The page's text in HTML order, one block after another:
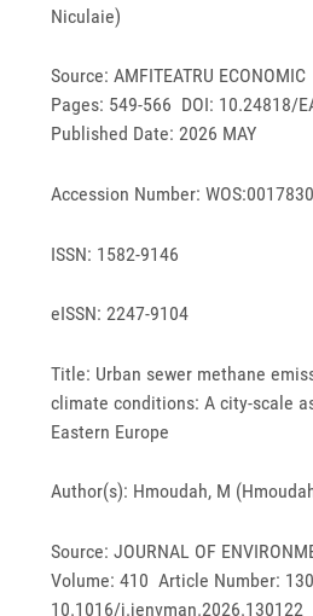
Niculaie)
Source: AMFITEATRU
Pages: 549-566 DOI: 10.24818/
Published Date: 2026 MAY
Accession Number:
ISSN: 1582-9146
eISSN: 2247-9104
Title: Urban sewer methane
climate conditions: A city-scale
Eastern Europe
Author(s): Hmoudah, M
Source: JOURNAL OF
Volume: 410 Article Number:
10.1016/j.jenvman.2026.130122